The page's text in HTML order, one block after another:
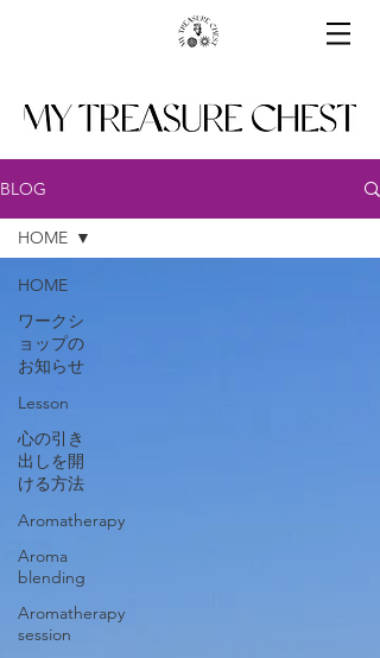
BLOG
HOME
ワークシ
ョップの
お知らせ
Lesson
心の引き
出しを開
ける方法
Aromatherapy
Aroma
blending
Aromatherapy
session
HOME